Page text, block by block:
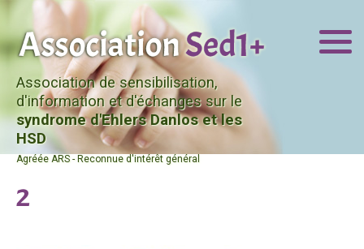
Association de sensibilisation,
d'information et d'échanges sur le
syndrome d'Ehlers Danlos et les
HSD
Agréée ARS - Reconnue d'intérêt général
2